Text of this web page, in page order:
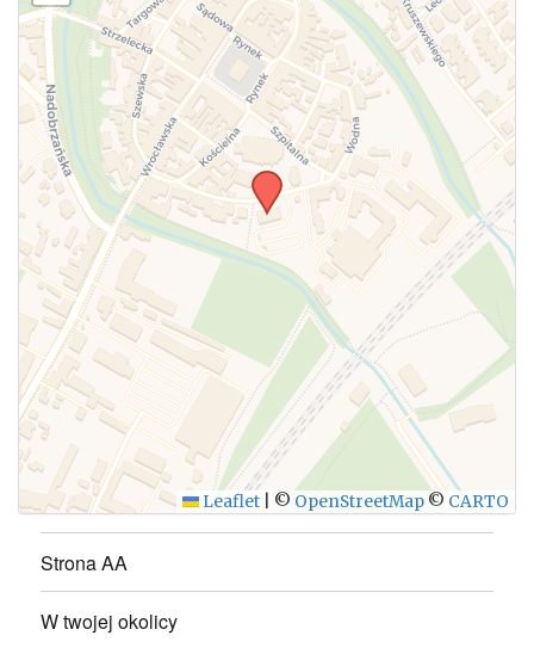
WYŚLIJ
Leaflet © OpenStreetMap © CARTO
Strona AA
W twojej okolicy